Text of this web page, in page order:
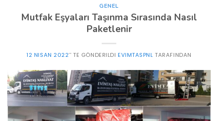
GENEL
Mutfak Eşyaları Taşınma Sırasında Nasıl
Paketlenir
12 NISAN 2022’' TE GÖNDERILDI EVIMTASPNL TARAFINDAN